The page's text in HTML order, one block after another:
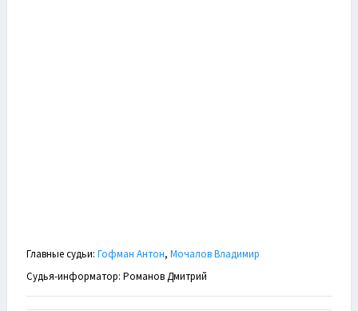
Главные судьи: Гофман Антон, Мочалов Владимир
Cудья-информатор: Романов Дмитрий